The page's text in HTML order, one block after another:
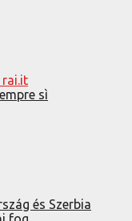
sì
és Szerbia